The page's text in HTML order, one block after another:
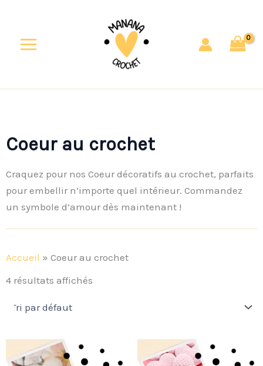
contenu
Coeur au crochet
Craquez pour nos Coeur décoratifs au crochet, parfaits
pour embellir n’importe quel intérieur. Commandez
un symbole d’amour dès maintenant !
Accueil » Coeur au crochet
4 résultats affichés